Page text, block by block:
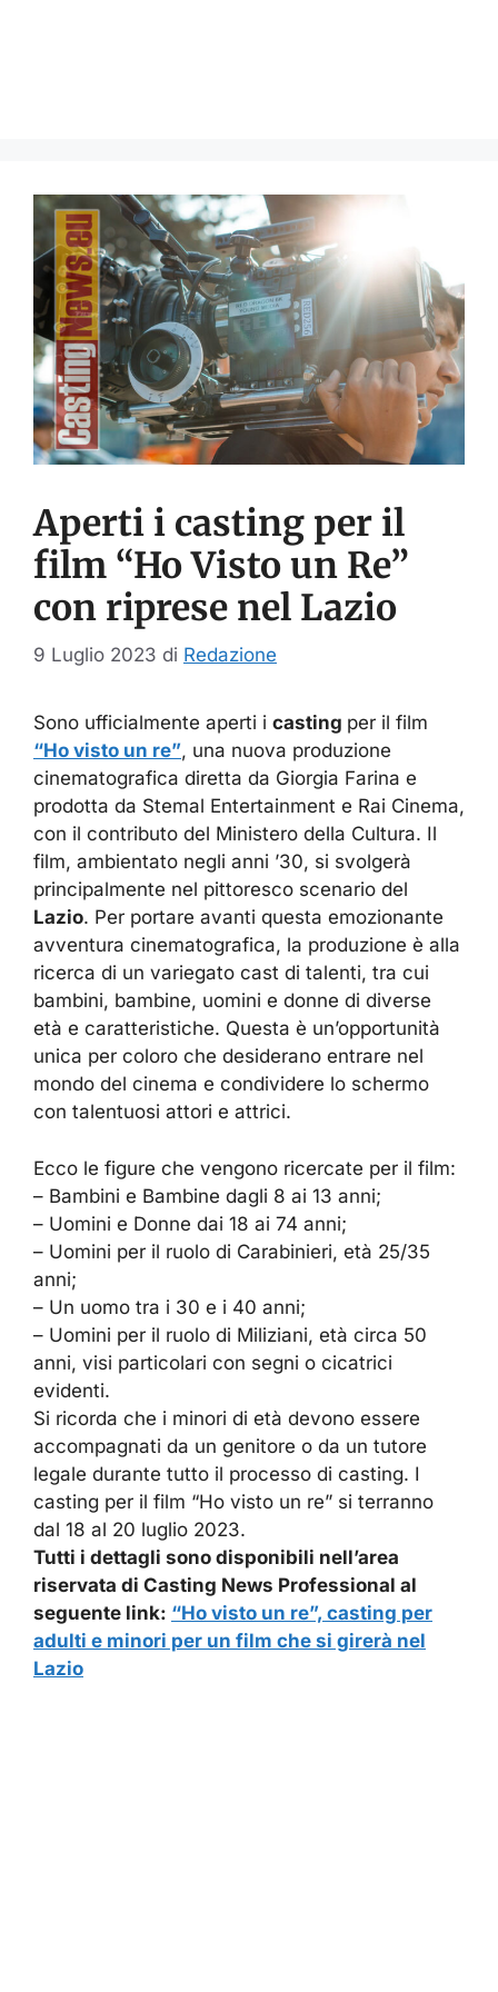
Aperti i casting per il
film “Ho Visto un Re”
con riprese nel Lazio
9 Luglio 2023 di Redazione
Sono ufficialmente aperti i casting per il film
“Ho visto un re”, una nuova produzione
cinematografica diretta da Giorgia Farina e
prodotta da Stemal Entertainment e Rai Cinema,
con il contributo del Ministero della Cultura. Il
film, ambientato negli anni ’30, si svolgerà
principalmente nel pittoresco scenario del
Lazio. Per portare avanti questa emozionante
avventura cinematografica, la produzione è alla
ricerca di un variegato cast di talenti, tra cui
bambini, bambine, uomini e donne di diverse
età e caratteristiche. Questa è un’opportunità
unica per coloro che desiderano entrare nel
mondo del cinema e condividere lo schermo
con talentuosi attori e attrici.
Ecco le figure che vengono ricercate per il film:
– Bambini e Bambine dagli 8 ai 13 anni;
– Uomini e Donne dai 18 ai 74 anni;
– Uomini per il ruolo di Carabinieri, età 25/35
anni;
– Un uomo tra i 30 e i 40 anni;
– Uomini per il ruolo di Miliziani, età circa 50
anni, visi particolari con segni o cicatrici
evidenti.
Si ricorda che i minori di età devono essere
accompagnati da un genitore o da un tutore
legale durante tutto il processo di casting. I
casting per il film “Ho visto un re” si terranno
dal 18 al 20 luglio 2023.
Tutti i dettagli sono disponibili nell’area
riservata di Casting News Professional al
seguente link: “Ho visto un re”, casting per
adulti e minori per un film che si girerà nel
Lazio